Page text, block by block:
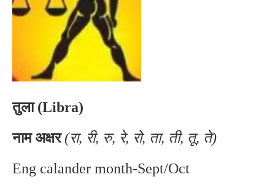
तुला (Libra)
नाम अक्षर (रा, री, रु, रे, रो, ता, ती, तू, ते)
Eng calander month-Sept/Oct